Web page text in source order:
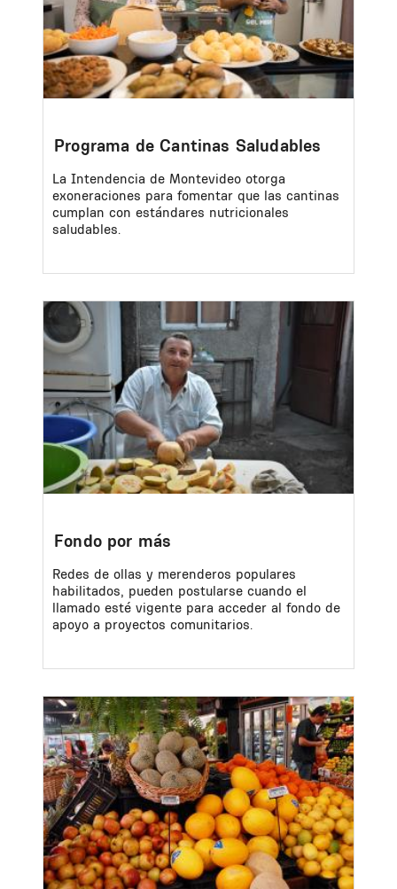
Programa de Cantinas Saludables
La Intendencia de Montevideo otorga
exoneraciones para fomentar que las cantinas
cumplan con estándares nutricionales
saludables.
Image
Fondo por más
Redes de ollas y merenderos populares
habilitados, pueden postularse cuando el
llamado esté vigente para acceder al fondo de
apoyo a proyectos comunitarios.
Image